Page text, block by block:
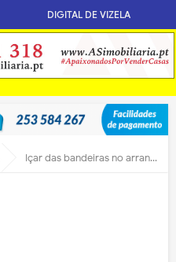
DIGITAL DE VIZELA
Içar das bandeiras no arranque das festas em S. Paio de Vizela